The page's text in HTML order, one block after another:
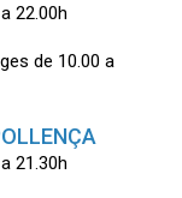
22.00h
de 10.00 a
21.30h